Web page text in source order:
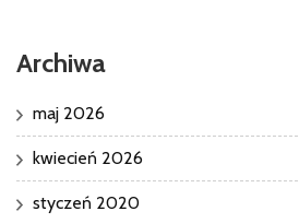
Archiwa
maj 2026
kwiecień 2026
styczeń 2020